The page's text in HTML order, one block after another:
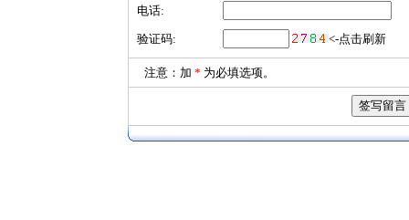
电话:
验证码: <-点击刷新
注意：加 * 为必填选项。